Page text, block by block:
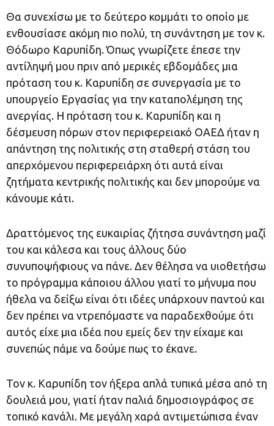
Θα συνεχίσω με το δεύτερο κομμάτι το οποίο με
ενθουσίασε ακόμη πιο πολύ, τη συνάντηση με τον κ.
Θόδωρο Καρυπίδη. Όπως γνωρίζετε έπεσε την
αντίληψή μου πριν από μερικές εβδομάδες μια
πρόταση του κ. Καρυπίδη σε συνεργασία με το
υπουργείο Εργασίας για την καταπολέμηση της
ανεργίας. Η πρόταση του κ. Καρυπίδη και η
δέσμευση πόρων στον περιφερειακό ΟΑΕΔ ήταν η
απάντηση της πολιτικής στη σταθερή στάση του
απερχόμενου περιφερειάρχη ότι αυτά είναι
ζητήματα κεντρικής πολιτικής και δεν μπορούμε να
κάνουμε κάτι.
Δραττόμενος της ευκαιρίας ζήτησα συνάντηση μαζί
του και κάλεσα και τους άλλους δύο
συνυποψήφιους να πάνε. Δεν θέλησα να υιοθετήσω
το πρόγραμμα κάποιου άλλου γιατί το μήνυμα που
ήθελα να δείξω είναι ότι ιδέες υπάρχουν παντού και
δεν πρέπει να ντρεπόμαστε να παραδεχθούμε ότι
αυτός είχε μια ιδέα που εμείς δεν την είχαμε και
συνεπώς πάμε να δούμε πως το έκανε.
Τον κ. Καρυπίδη τον ήξερα απλά τυπικά μέσα από τη
δουλειά μου, γιατί ήταν παλιά δημοσιογράφος σε
τοπικό κανάλι. Με μεγάλη χαρά αντιμετώπισα έναν